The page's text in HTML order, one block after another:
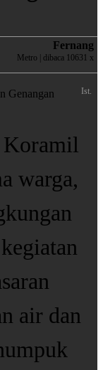
Fernang
Metro | dibaca 10631 x
Ist.
Koramil
warga,
air dan